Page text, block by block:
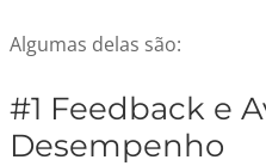
Algumas delas são:
#1 Feedback e
Desempenho